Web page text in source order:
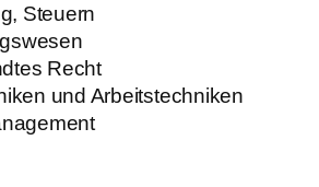
Steuern
Recht
und Arbeitstechniken